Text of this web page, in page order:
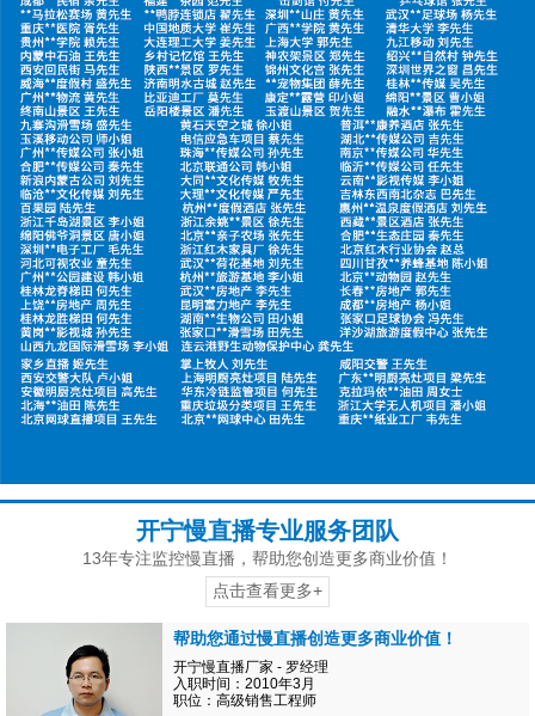
开宁慢直播专业服务团队
13年专注监控慢直播，帮助您创造更多商业价值！
点击查看更多+
帮助您通过慢直播创造更多商业价值！
开宁慢直播厂家 - 罗经理
入职时间：2010年3月
职位：高级销售工程师